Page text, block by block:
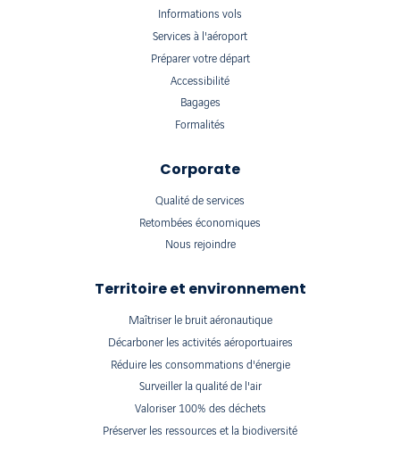
Informations vols
Services à l'aéroport
Préparer votre départ
Accessibilité
Bagages
Formalités
Corporate
Qualité de services
Retombées économiques
Nous rejoindre
Territoire et environnement
Maîtriser le bruit aéronautique
Décarboner les activités aéroportuaires
Réduire les consommations d'énergie
Surveiller la qualité de l'air
Valoriser 100% des déchets
Préserver les ressources et la biodiversité